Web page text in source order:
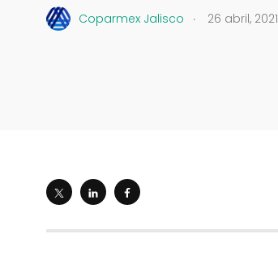
Coparmex Jalisco . 26 abril, 2021